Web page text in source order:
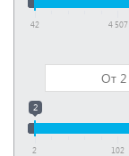
42 4 507
2
2 102